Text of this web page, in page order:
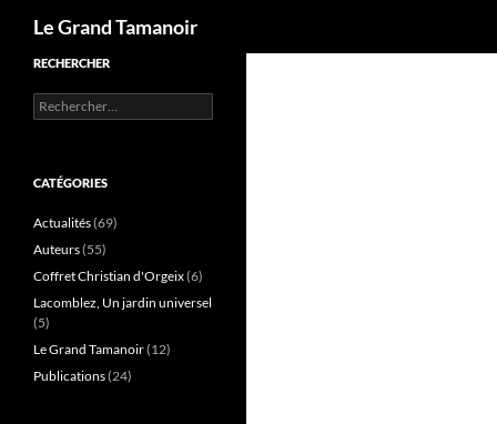
Le Grand Tamanoir
RECHERCHER
Rechercher :
CATÉGORIES
Actualités(69)
Auteurs(55)
Coffret Christian d'Orgeix(6)
Lacomblez, Un jardin universel
(5)
Le Grand Tamanoir(12)
Publications(24)